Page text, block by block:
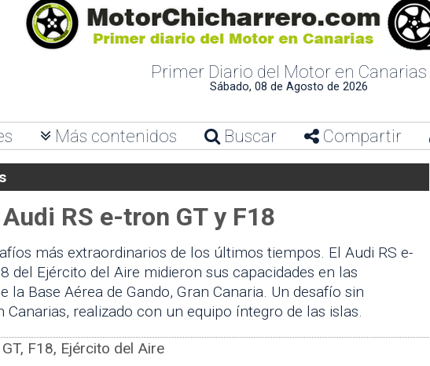
Primer Diario del Motor en Canarias
Sábado, 08 de Agosto de 2026
Más contenidos Buscar Compartir
RS e-tron GT y F18
más extraordinarios de los últimos tiempos. El Audi RS e-
del Ejército del Aire midieron sus capacidades en las
la Base Aérea de Gando, Gran Canaria. Un desafío sin
Canarias, realizado con un equipo íntegro de las islas.
F18, Ejército del Aire